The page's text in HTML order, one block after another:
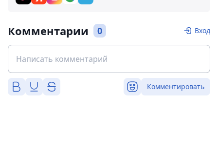
Комментарии 0 Вход
Комментировать